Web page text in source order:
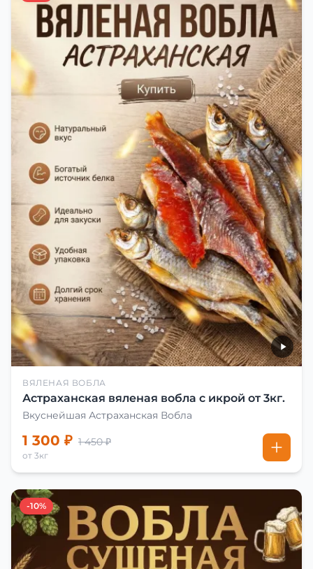
ВЯЛЕНАЯ ВОБЛА
Астраханская вяленая вобла с икрой от 3кг.
Вкуснейшая Астраханская Вобла
1 300 ₽ 1 450 ₽
от 3кг
-10%